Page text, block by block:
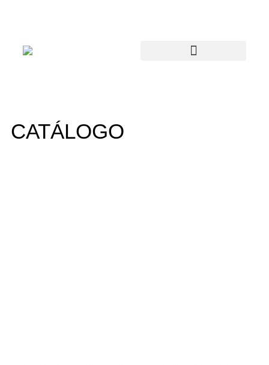
CATÁLOGO